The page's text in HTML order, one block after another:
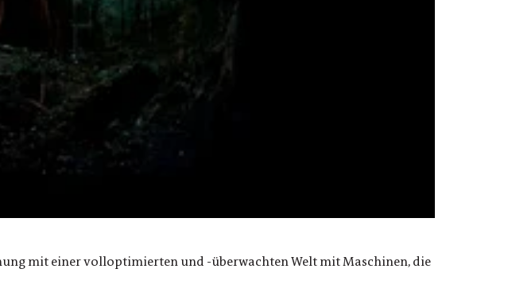
mit einer volloptimierten und -überwachten Welt mit Maschinen, die